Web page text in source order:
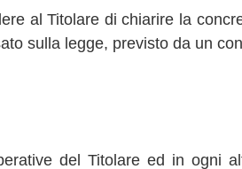
al Titolare di chiarire la
sulla legge, previsto da un
del Titolare ed in ogni